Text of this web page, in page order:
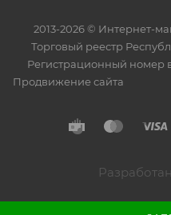
2013-2026 © Интернет-
Торговый реестр
Регистрационный номер
Продвижение сайта